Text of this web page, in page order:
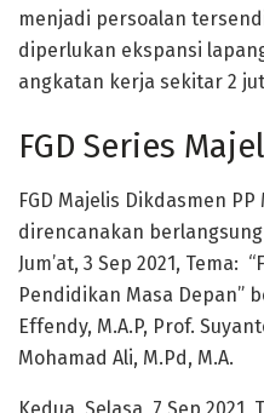
menjadi persoalan
diperlukan ekspansi
angkatan kerja sekitar 2
FGD Series
FGD Majelis Dikdasmen
direncanakan
Jum’at, 3 Sep 2021, Tema:
Pendidikan Masa Depan”
Effendy, M.A.P, Prof.
Mohamad Ali, M.Pd, M.A.